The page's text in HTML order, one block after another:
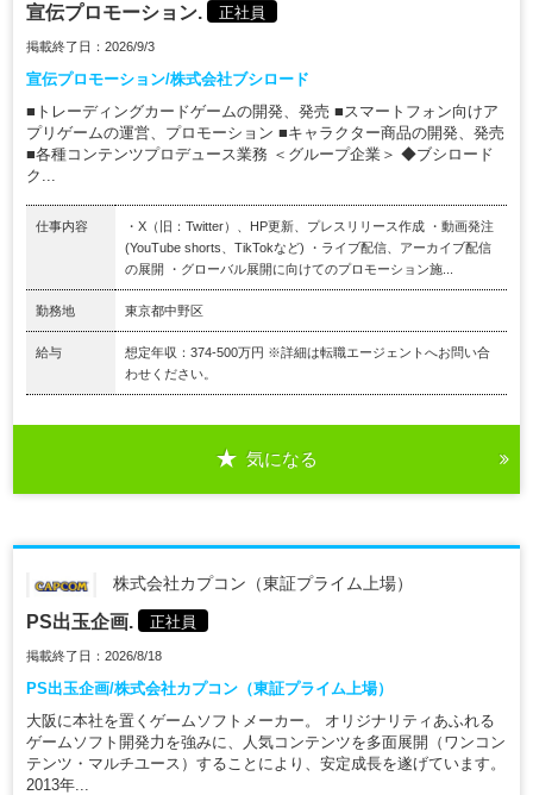
宣伝プロモーション. 正社員
掲載終了日：2026/9/3
宣伝プロモーション/株式会社ブシロード
■トレーディングカードゲームの開発、発売 ■スマートフォン向けア
プリゲームの運営、プロモーション ■キャラクター商品の開発、発売
■各種コンテンツプロデュース業務 ＜グループ企業＞ ◆ブシロード
ク...
仕事内容
・X（旧：Twitter）、HP更新、プレスリリース作成 ・動画発注
(YouTube shorts、TikTokなど) ・ライブ配信、アーカイブ配信
の展開 ・グローバル展開に向けてのプロモーション施...
勤務地 東京都中野区
給与
想定年収：374-500万円 ※詳細は転職エージェントへお問い合
わせください。
気になる
株式会社カプコン（東証プライム上場）
PS出玉企画. 正社員
掲載終了日：2026/8/18
PS出玉企画/株式会社カプコン（東証プライム上場）
大阪に本社を置くゲームソフトメーカー。 オリジナリティあふれる
ゲームソフト開発力を強みに、人気コンテンツを多面展開（ワンコン
テンツ・マルチユース）することにより、安定成長を遂げています。
2013年...